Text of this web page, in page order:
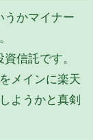
うかマイナー
信託です。
メインに楽天
ようかと真剣